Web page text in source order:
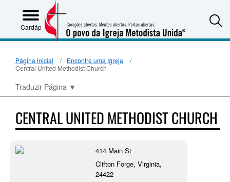
Cardápio
Página inicial
Encontre uma Igreja
Central United Methodist Church
Traduzir Página ▼
CENTRAL UNITED METHODIST CHURCH
414 Main St
Clifton Forge, Virginia,
24422